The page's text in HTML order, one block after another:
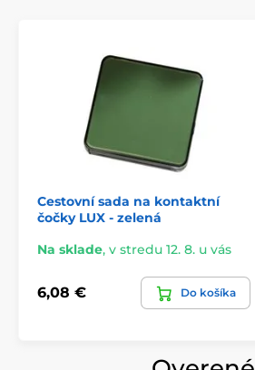
Cestovní sada na kontaktní
čočky LUX - zelená
Na sklade, v stredu 12. 8. u vás
6,08 € Do košíka